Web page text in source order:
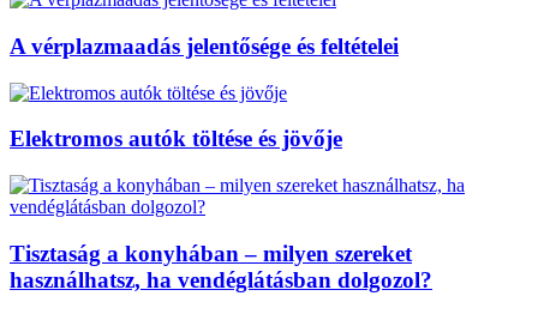
A vérplazmaadás jelentősége és feltételei
Elektromos autók töltése és jövője
Tisztaság a konyhában – milyen szereket
használhatsz, ha vendéglátásban dolgozol?